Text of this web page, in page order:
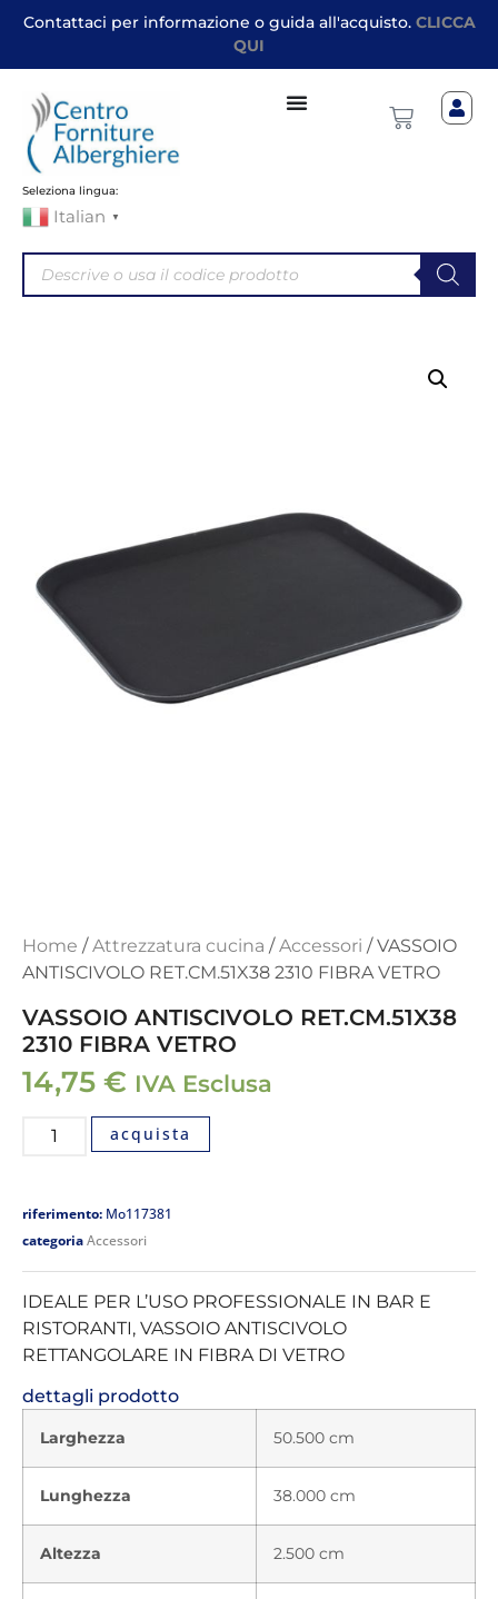
Contattaci per informazione o guida all'acquisto. CLICCA
QUI
Seleziona lingua:
Italian ▼
Home /Attrezzatura cucina /Accessori / VASSOIO
ANTISCIVOLO RET.CM.51X38 2310 FIBRA VETRO
VASSOIO ANTISCIVOLO RET.CM.51X38
2310 FIBRA VETRO
14,75 € IVA Esclusa
acquista
riferimento: Mo117381
categoriaAccessori
IDEALE PER L’USO PROFESSIONALE IN BAR E
RISTORANTI, VASSOIO ANTISCIVOLO
RETTANGOLARE IN FIBRA DI VETRO
dettagli prodotto
Larghezza 50.500 cm
Lunghezza 38.000 cm
Altezza 2.500 cm